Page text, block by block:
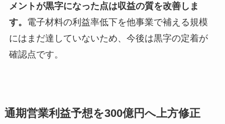
メントが黒字になった点は収益の質を改善しま
す。 電子材料の利益率低下を他事業で補える規模
にはまだ達していないため、今後は黒字の定着が
確認点です。
通期営業利益予想を300億円へ上方修正